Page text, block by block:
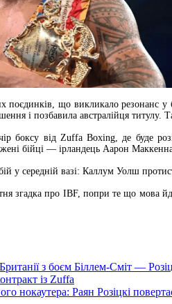
що викликало резонанс у
і позбавила австралійця
боксу від Zuffa Boxing, де буде
бійці — ірландець Аарон Маккенна
у середній вазі: Каллум Уолш
згадка про IBF, попри те що мова
з боєм Біллем-Сміт —
із Zuffa
нокаутера: Раян Розіцкі